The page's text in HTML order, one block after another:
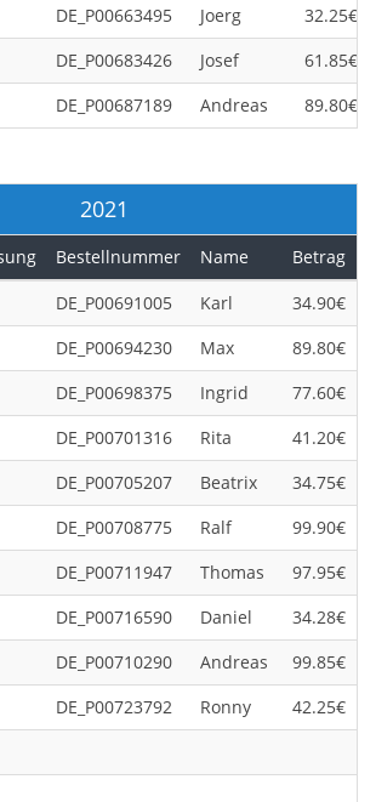
DE_P00663495 Joerg
32.25€
DE_P00683426 Josef
61.85€
DE_P00687189 Andreas 89.80€
2021
Bestellnummer Name
Betrag
DE_P00691005 Karl
34.90€
DE_P00694230 Max
89.80€
DE_P00698375 Ingrid
77.60€
DE_P00701316 Rita
41.20€
DE_P00705207 Beatrix
34.75€
DE_P00708775 Ralf
99.90€
DE_P00711947 Thomas
97.95€
DE_P00716590 Daniel
34.28€
DE_P00710290 Andreas
99.85€
DE_P00723792 Ronny
42.25€